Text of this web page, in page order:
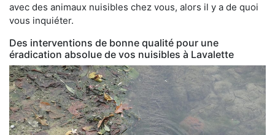
avec des animaux nuisibles chez vous, alors il y a de quoi
vous inquiéter.
Des interventions de bonne qualité pour une
éradication absolue de vos nuisibles à Lavalette